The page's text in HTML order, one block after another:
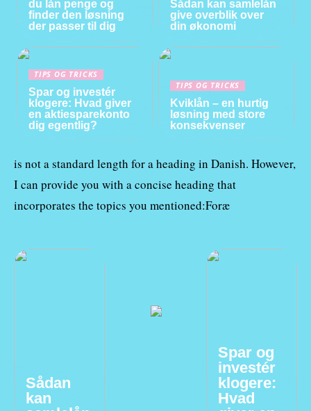
du lån penge og
finder den løsning
der passer til dig
Sådan kan samlelån
give overblik over
din økonomi
TIPS OG TRICKS
Spar og investér
klogere: Hvad giver
en aktiesparekonto
dig egentlig?
TIPS OG TRICKS
Kviklån – en hurtig
løsning med store
konsekvenser
is not a standard length for a heading in Danish. However,
I can provide you with a concise heading that
incorporates the topics you mentioned:Foræ
Sådan
kan
Spar og
investér
klogere:
Hvad